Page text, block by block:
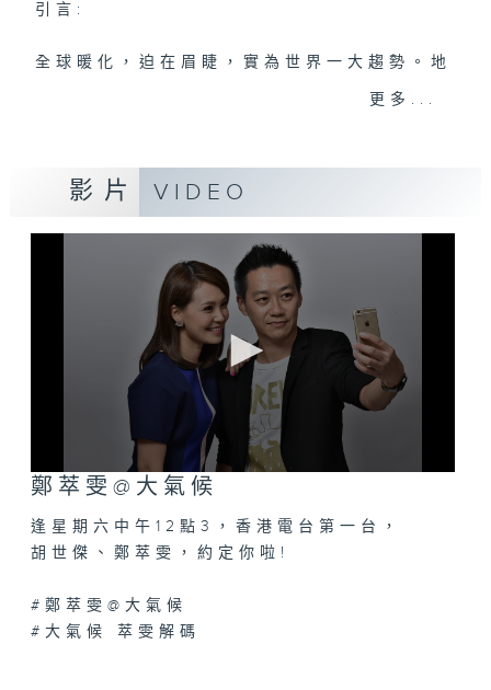
引言:
全球暖化，迫在眉睫，實為世界一大趨勢。地
球村出現這大氣候，香港人應如何面對，又能
們的下一代盡一點力。
更多...
影片 VIDEO
0
seconds
of
0
seconds
鄭萃雯@大氣候
逢星期六中午12點3，香港電台第一台，
胡世傑、鄭萃雯，約定你啦!
#鄭萃雯@大氣候
#大氣候 萃雯解碼